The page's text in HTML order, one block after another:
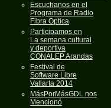
Escuchanos en el
Programa de Radio
Fibra Optica
Participamos en
La semana cultural
y deportiva
CONALEP Arandas
Festival de
Software Libre
Vallarta 2014
MásPorMásGDL nos
Mencionó